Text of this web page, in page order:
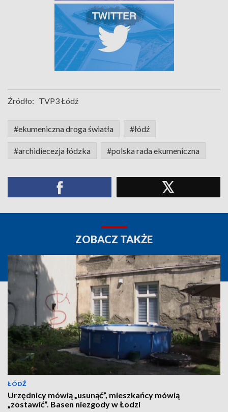
Źródło: TVP3 Łódź
#ekumeniczna droga światła #łódź
#archidiecezja łódzka #polska rada ekumeniczna
ZOBACZ TAKŻE
ŁÓDŹ
Urzędnicy mówią „usunąć”, mieszkańcy mówią
„zostawić”. Basen niezgody w Łodzi